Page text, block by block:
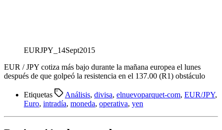
EURJPY_14Sept2015
EUR / JPY cotiza más bajo durante la mañana europea el lunes
después de que golpeó la resistencia en el 137.00 (R1) obstáculo
Etiquetas Análisis, divisa, elnuevoparquet-com, EUR/JPY,
Euro, intradía, moneda, operativa, yen